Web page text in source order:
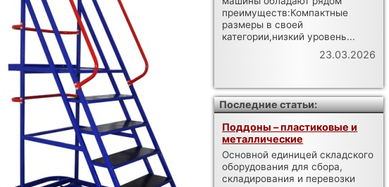
преимуществ:Компактные
размеры в своей
категории,низкий уровень...
23.03.2026
Последние статьи:
Поддоны – пластиковые и
металлические
Основной единицей складского
оборудования для сбора,
складирования и перевозки